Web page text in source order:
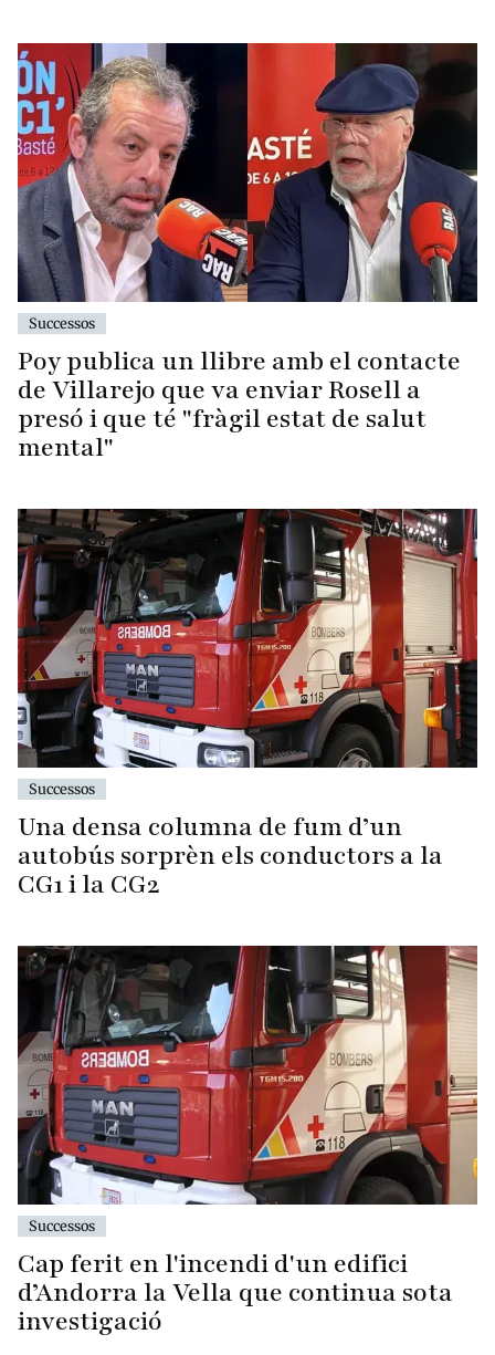
Successos
Poy publica un llibre amb el contacte
de Villarejo que va enviar Rosell a
presó i que té "fràgil estat de salut
mental"
Successos
Una densa columna de fum d’un
autobús sorprèn els conductors a la
CG1 i la CG2
Successos
Cap ferit en l'incendi d'un edifici
d’Andorra la Vella que continua sota
investigació